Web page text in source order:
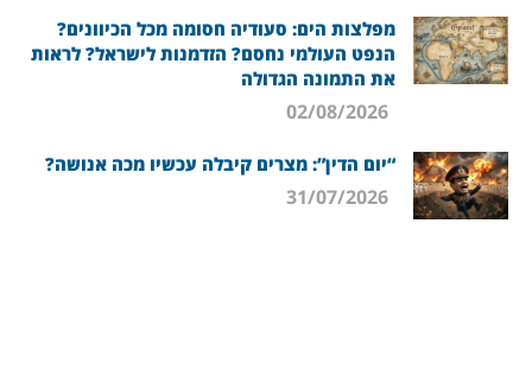
מפלצות הים: סעודיה חסומה מכל הכיוונים?
הנפט העולמי נחסם? הזדמנות לישראל? לראות
את התמונה הגדולה
“יום הדין”: מצרים קיבלה עכשיו מכה אנושה?